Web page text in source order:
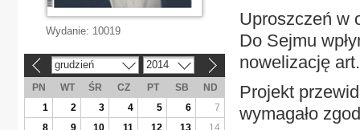
Uproszczeń w
Do Sejmu
nowelizację
Projekt
wymagało
Wydanie: 10019
grudzień 2014
PN WT ŚR CZ PT SB
ND
1
2 3 4 5 6
7
8
9 10 11 12 13
14